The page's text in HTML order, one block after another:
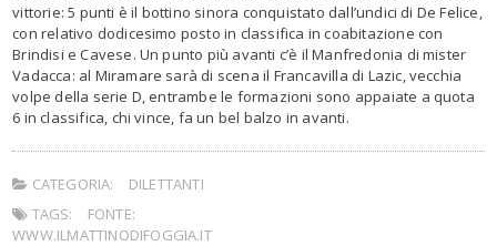
vittorie: 5 punti è il bottino sinora conquistato dall’undici di De Felice,
con relativo dodicesimo posto in classifica in coabitazione con
Brindisi e Cavese. Un punto più avanti c’è il Manfredonia di mister
Vadacca: al Miramare sarà di scena il Francavilla di Lazic, vecchia
volpe della serie D, entrambe le formazioni sono appaiate a quota
6 in classifica, chi vince, fa un bel balzo in avanti.
CATEGORIA:
DILETTANTI
TAGS:
FONTE:
WWW.ILMATTINODIFOGGIA.IT